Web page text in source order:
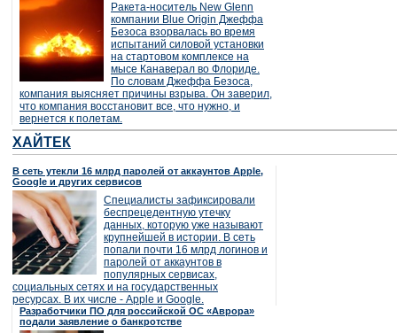
Ракета-носитель New Glenn
компании Blue Origin Джеффа
Безоса взорвалась во время
испытаний силовой установки
на стартовом комплексе на
мысе Канаверал во Флориде.
По словам Джеффа Безоса,
компания выясняет причины взрыва. Он заверил,
что компания восстановит все, что нужно, и
вернется к полетам.
ХАЙТЕК
В сеть утекли 16 млрд паролей от аккаунтов Apple,
Google и других сервисов
Специалисты зафиксировали
беспрецедентную утечку
данных, которую уже называют
крупнейшей в истории. В сеть
попали почти 16 млрд логинов и
паролей от аккаунтов в
популярных сервисах,
социальных сетях и на государственных
ресурсах. В их числе - Apple и Google.
Разработчики ПО для российской ОС «Аврора»
подали заявление о банкротстве